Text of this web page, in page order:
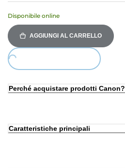
Disponibile online
AGGIUNGI AL CARRELLO
Perché acquistare prodotti Canon?
Caratteristiche principali